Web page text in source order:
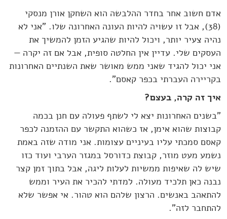
אדם חשוב אחר בחדר ההלבשה הוא השחקן אורן מנסקי
(38), אבל זו עשויה להיות העונה האחרונה שלו. "אני לא
נהיה צעיר יותר, ויכול להיות שהגיע הזמן להמשיך את
העסקים שלי. עדיין אין החלטה סופית, אבל אם זה יקרה —
אני יכול להגיד שאני ממש מאושר שאת השנתיים האחרונות
בקריירה העברתי בכפר קאסם".
איך זה קרה, בעצם?
"בשנים האחרונות יצא לי לשתף פעולה עם חנן בכמה
קבוצות שהוא אימן, אז כשהוא התקשר עם ההזמנה לכפר
קאסם סמכתי עליו בעיניים עצומות. אני מודה שזה באמת
נשמע מעט מוזר, קבוצת כדורסל במגזר הערבי ועוד כזו
שיש לה שאיפות ממשיות לעלות ליגה, אבל בתוך זמן קצר
נבנה כאן תלכיד מעולה. למדתי להכיר את העיר וממש
להתאהב באנשים. הרצון שלהם הוא טהור. אי אפשר שלא
להתחבר לזה".